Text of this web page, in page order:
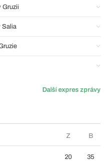
Gruzii
Salia
Další expres zprávy
Z B
20 35